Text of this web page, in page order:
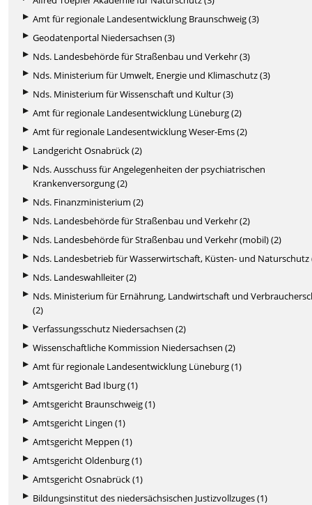
Amt für regionale Landesentwicklung Braunschweig (3)
Geodatenportal Niedersachsen (3)
Nds. Landesbehörde für Straßenbau und Verkehr (3)
Nds. Ministerium für Umwelt, Energie und Klimaschutz (3)
Nds. Ministerium für Wissenschaft und Kultur (3)
Amt für regionale Landesentwicklung Lüneburg (2)
Amt für regionale Landesentwicklung Weser-Ems (2)
Landgericht Osnabrück (2)
Nds. Ausschuss für Angelegenheiten der psychiatrischen
Krankenversorgung (2)
Nds. Finanzministerium (2)
Nds. Landesbehörde für Straßenbau und Verkehr (2)
Nds. Landesbehörde für Straßenbau und Verkehr (mobil) (2)
Nds. Landesbetrieb für Wasserwirtschaft, Küsten- und Naturschutz
Nds. Landeswahlleiter (2)
Nds. Ministerium für Ernährung, Landwirtschaft und
(2)
Verfassungsschutz Niedersachsen (2)
Wissenschaftliche Kommission Niedersachsen (2)
Amt für regionale Landesentwicklung Lüneburg (1)
Amtsgericht Bad Iburg (1)
Amtsgericht Braunschweig (1)
Amtsgericht Lingen (1)
Amtsgericht Meppen (1)
Amtsgericht Oldenburg (1)
Amtsgericht Osnabrück (1)
Bildungsinstitut des niedersächsischen Justizvollzuges (1)